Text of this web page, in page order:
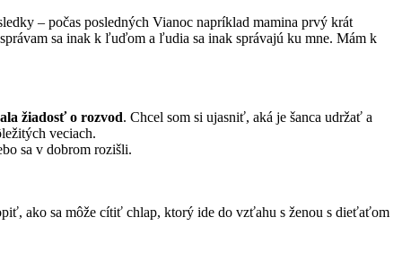
– počas posledných Vianoc napríklad mamina prvý krát
sa inak k ľuďom a ľudia sa inak správajú ku mne. Mám k
žiadosť o rozvod. Chcel som si ujasniť, aká je šanca udržať a
veciach.
sa v dobrom rozišli.
ako sa môže cítiť chlap, ktorý ide do vzťahu s ženou s dieťaťom